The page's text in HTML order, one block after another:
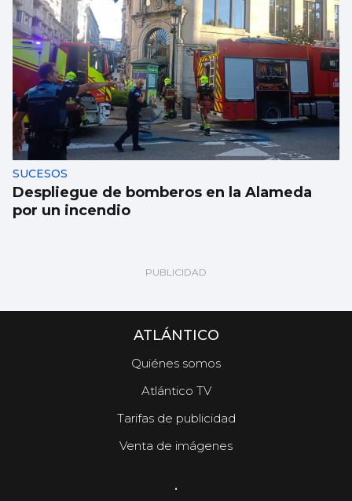
SUCESOS
Despliegue de bomberos en la Alameda
por un incendio
La planta de chips fotónicos Sparc moviliza
ATLÁNTICO
Quiénes somos
Atlántico TV
Tarifas de publicidad
Venta de imágenes
.